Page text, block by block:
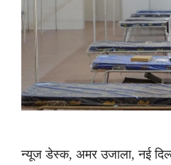
न्यूज डेस्क, अमर उजाला, नई